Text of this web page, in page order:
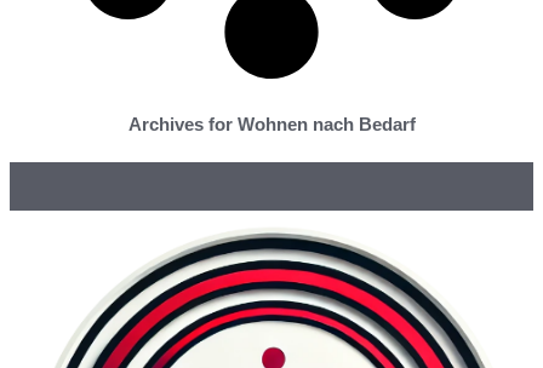
Archives for Wohnen nach Bedarf